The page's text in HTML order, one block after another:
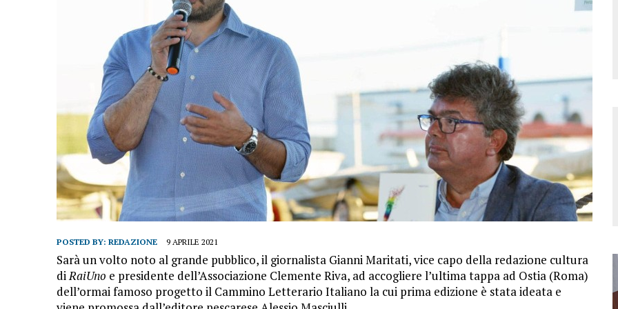
POSTED BY: REDAZIONE 9 APRILE 2021
Sarà un volto noto al grande pubblico, il giornalista Gianni Maritati, vice capo della redazione cultura
diRaiUno e presidente dell’Associazione Clemente Riva, ad accogliere l’ultima tappa ad Ostia (Roma)
dell’ormai famoso progetto il Cammino Letterario Italiano la cui prima edizione è stata ideata e